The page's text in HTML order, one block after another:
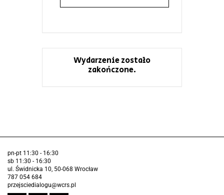
Wydarzenie zostało
zakończone.
pn-pt 11:30 - 16:30
sb 11:30 - 16:30
ul. Świdnicka 10, 50-068 Wrocław
787 054 684
przejsciedialogu@wcrs.pl